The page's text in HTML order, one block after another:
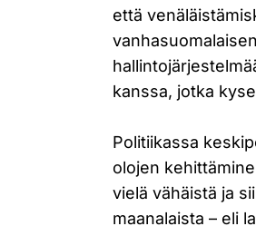
että
vanhasuomalaisen
kanssa, jotka
Politiikassa
olojen
vielä vähäistä ja
maanalaista – eli